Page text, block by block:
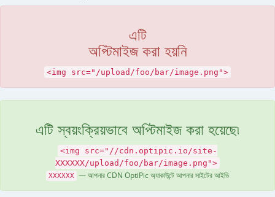
এটি
অপ্টিমাইজ করা হয়নি
<img src="/upload/foo/bar/image.png">
এটি স্বয়ংক্রিয়ভাবে অপ্টিমাইজ করা হয়েছে৷
<img src="//cdn.optipic.io/site-
XXXXXX/upload/foo/bar/image.png">
XXXXXX — আপনার CDN OptiPic অ্যাকাউন্টে আপনার সাইটের আইডি